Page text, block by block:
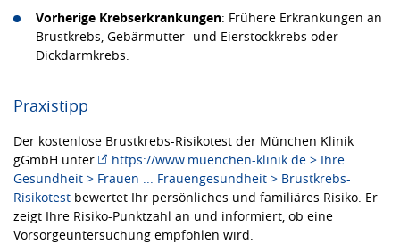
Vorherige Krebserkrankungen: Frühere Erkrankungen an
Brustkrebs, Gebärmutter- und Eierstockkrebs oder
Dickdarmkrebs.
Praxistipp
Der kostenlose Brustkrebs-Risikotest der München Klinik
gGmbH unter
https://www.muenchen-klinik.de > Ihre
Gesundheit > Frauen ... Frauengesundheit > Brustkrebs-
Risikotest bewertet Ihr persönliches und familiäres Risiko. Er
zeigt Ihre Risiko-Punktzahl an und informiert, ob eine
Vorsorgeuntersuchung empfohlen wird.